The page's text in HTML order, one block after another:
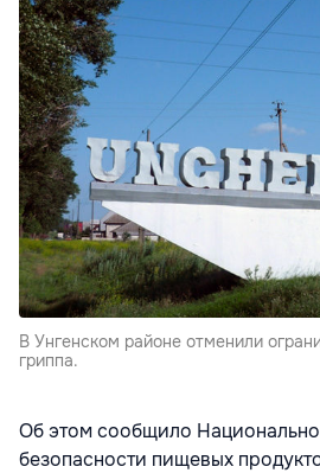
В Унгенском районе отменили
гриппа.
Об этом сообщило
безопасности пищевых